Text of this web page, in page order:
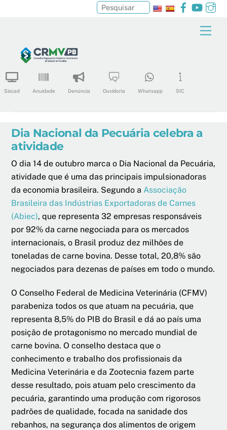
content
Facebook
Siscad Anuidade Denúncia Ouvidoria Whatsapp SIC
Pesquisar
Dia Nacional da Pecuária celebra a
atividade
O dia 14 de outubro marca o Dia Nacional da Pecuária,
atividade que é uma das principais impulsionadoras
da economia brasileira. Segundo aAssociação
Brasileira das Indústrias Exportadoras de Carnes
(Abiec), que representa 32 empresas responsáveis
por 92% da carne negociada para os mercados
internacionais, o Brasil produz dez milhões de
toneladas de carne bovina. Desse total, 20,8% são
negociados para dezenas de países em todo o mundo.
O Conselho Federal de Medicina Veterinária (CFMV)
parabeniza todos os que atuam na pecuária, que
representa 8,5% do PIB do Brasil e dá ao país uma
posição de protagonismo no mercado mundial de
carne bovina. O conselho destaca que o
conhecimento e trabalho dos profissionais da
Medicina Veterinária e da Zootecnia fazem parte
desse resultado, pois atuam pelo crescimento da
pecuária, garantindo uma produção com rigorosos
padrões de qualidade, focada na sanidade dos
rebanhos, na segurança dos alimentos de origem